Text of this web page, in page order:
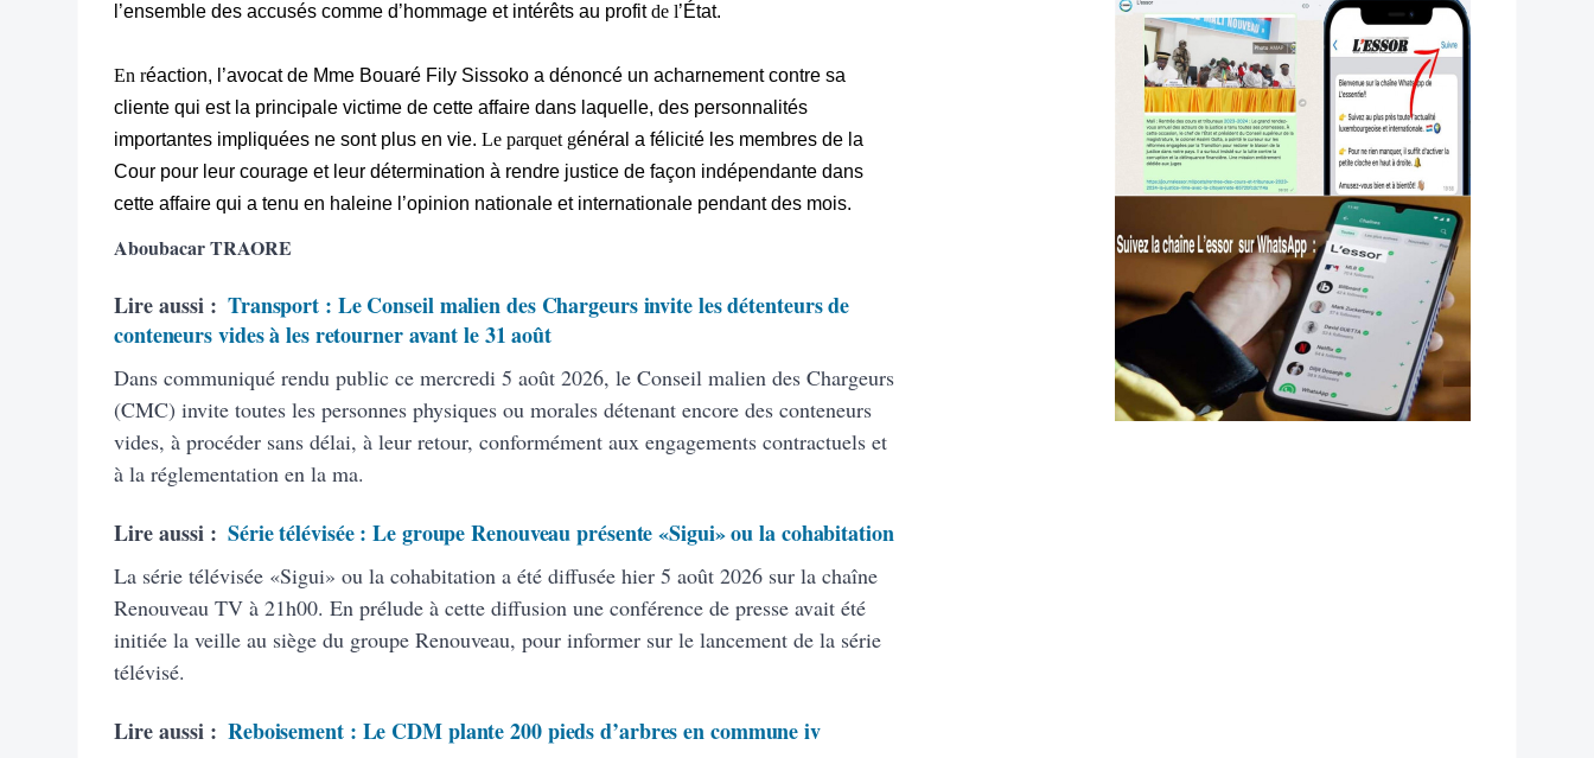
l’ensemble des accusés comme d’hommage et intérêts au profitde l’État.
En réaction, l’avocat de Mme Bouaré Fily Sissoko a dénoncé un acharnement contre sa
cliente qui est la principale victime de cette affaire dans laquelle, des personnalités
importantes impliquées ne sont plus en vie. Le parquet général a félicité les membres de la
Cour pour leur courage et leur détermination à rendre justice de façon indépendante dans
cette affaire qui a tenu en haleine l’opinion nationale et internationale pendant des mois.
Aboubacar TRAORE
Lire aussi : Transport : Le Conseil malien des Chargeurs invite les détenteurs de
conteneurs vides à les retourner avant le 31 août
Dans communiqué rendu public ce mercredi 5 août 2026, le Conseil malien des Chargeurs
(CMC) invite toutes les personnes physiques ou morales détenant encore des conteneurs
vides, à procéder sans délai, à leur retour, conformément aux engagements contractuels et
à la réglementation en la ma.
Lire aussi : Série télévisée : Le groupe Renouveau présente «Sigui» ou la cohabitation
La série télévisée «Sigui» ou la cohabitation a été diffusée hier 5 août 2026 sur la chaîne
Renouveau TV à 21h00. En prélude à cette diffusion une conférence de presse avait été
initiée la veille au siège du groupe Renouveau, pour informer sur le lancement de la série
télévisé.
Lire aussi : Reboisement : Le CDM plante 200 pieds d’arbres en commune iv